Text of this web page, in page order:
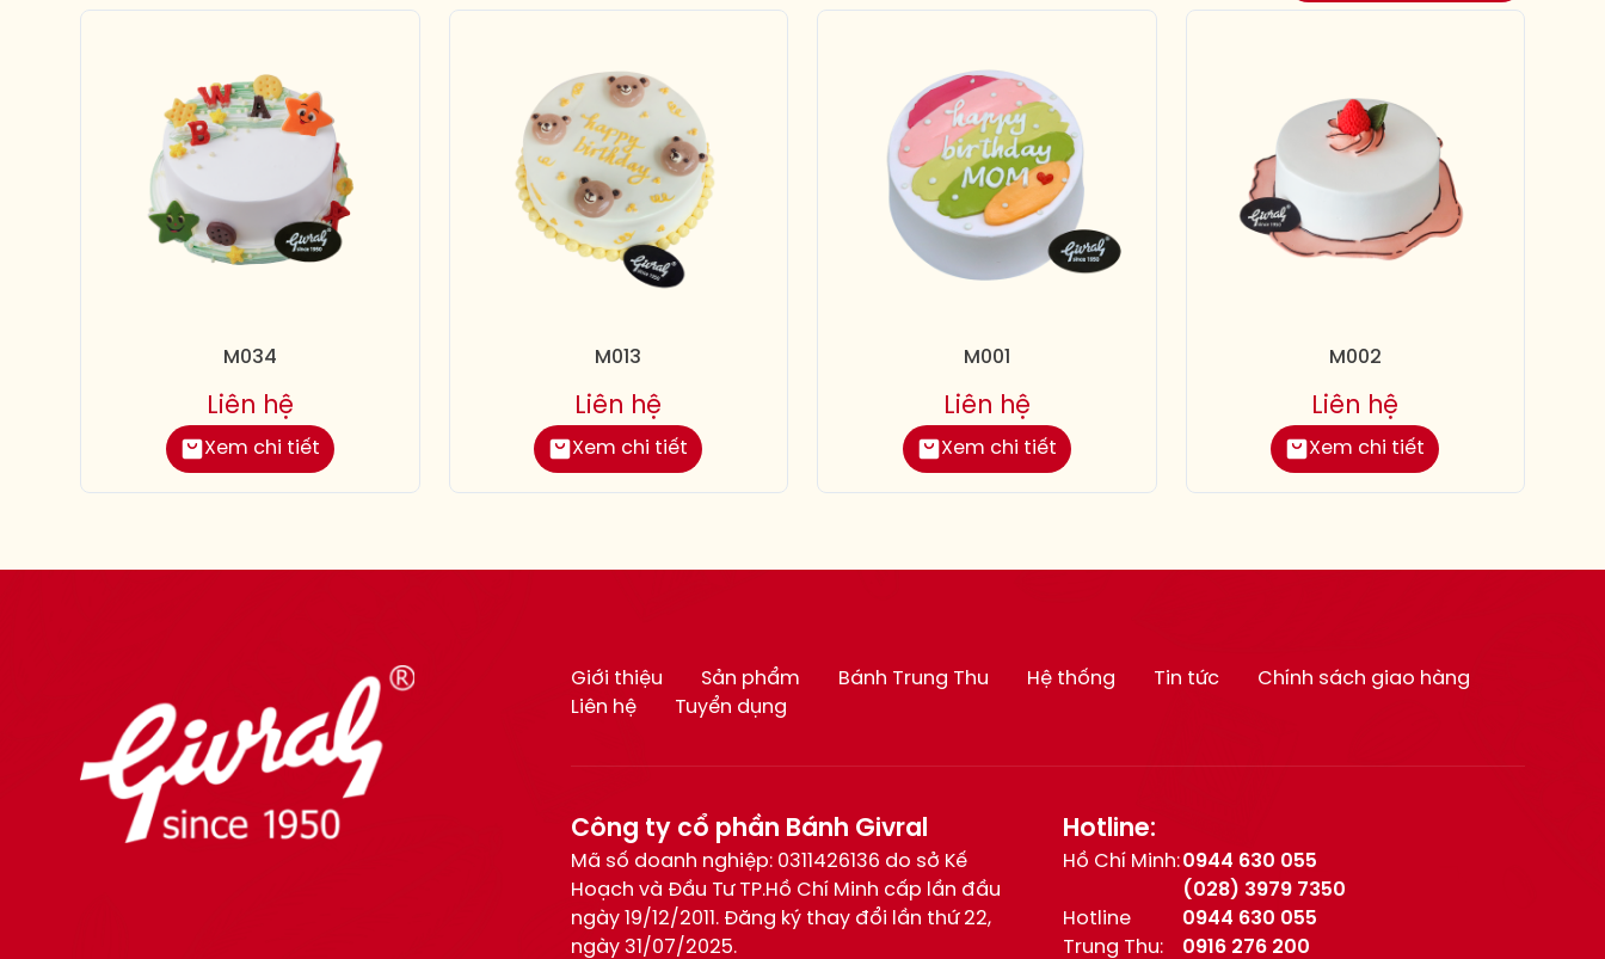
M034
Xem chi tiết
Liên hệ
M013
Xem chi tiết
Liên hệ
M001
Xem chi tiết
Liên hệ
M002
Xem chi tiết
Liên hệ
Giới thiệu Sản phẩm Bánh Trung Thu Hệ thống Tin tức
Chính sách giao hàng
Liên hệ
Tuyển dụng
Công ty cổ phần Bánh Givral
Mã số doanh nghiệp: 0311426136 do sở Kế
Hoạch và Đầu Tư TP.Hồ Chí Minh cấp lần đầu
ngày 19/12/2011. Đăng ký thay đổi lần thứ 22,
ngày 31/07/2025.
Hotline:
Hồ Chí Minh:0944 630 055
(028) 3979 7350
Hotline
Trung Thu:
0944 630 055
0916 276 200